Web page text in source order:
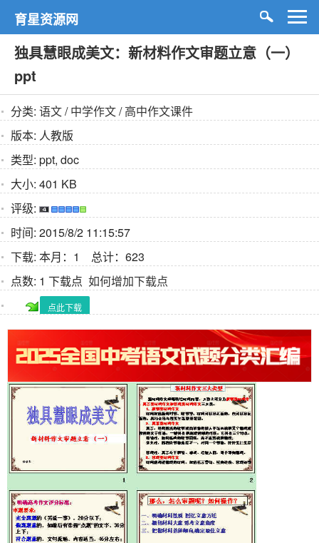
育星资源网
独具慧眼成美文：新材料作文审题立意（一）
ppt
分类: 语文/中学作文/高中作文课件
版本: 人教版
类型: ppt, doc
大小: 401 KB
评级:
时间: 2015/8/2 11:15:57
下载: 本月：1 总计：623
点数: 1 下载点 如何增加下载点
点此下载